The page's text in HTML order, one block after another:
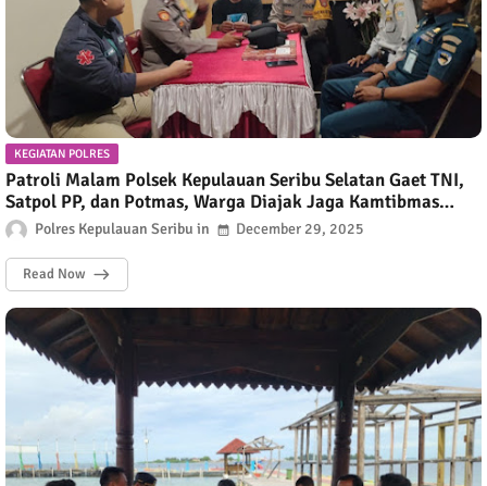
KEGIATAN POLRES
Patroli Malam Polsek Kepulauan Seribu Selatan Gaet TNI,
Satpol PP, dan Potmas, Warga Diajak Jaga Kamtibmas
Selama Nataru
Polres Kepulauan Seribu December 29, 2025
Read Now